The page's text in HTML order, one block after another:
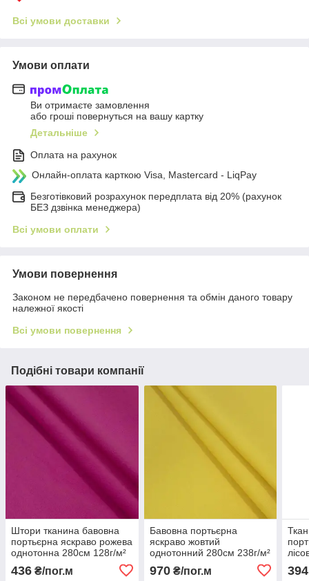
Всі умови доставки
Умови оплати
Ви отримаєте замовлення
або гроші повернуться на вашу картку
Детальніше
Оплата на рахунок
Онлайн-оплата карткою Visa, Mastercard - LiqPay
Безготівковий розрахунок передплата від 20% (рахунок
БЕЗ дзвінка менеджера)
Всі умови оплати
Умови повернення
Законом не передбачено повернення та обмін даного товару
належної якості
Всі умови повернення
Подібні товари компанії
Штори тканина бавовна
портьєрна яскраво рожева
однотонна 280см 128г/м²
кольори
436 ₴/пог.м
Бавовна портьєрна
яскраво жовтий
однотонний 280см 238г/м²
Іспанія для римських штор
970₴/пог.м 394